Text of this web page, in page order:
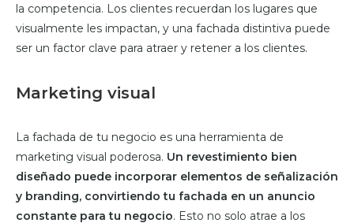
la competencia. Los clientes recuerdan los lugares que
visualmente les impactan, y una fachada distintiva puede
ser un factor clave para atraer y retener a los clientes.
Marketing visual
La fachada de tu negocio es una herramienta de
marketing visual poderosa. Un revestimiento bien
diseñado puede incorporar elementos de señalización
y branding, convirtiendo tu fachada en un anuncio
constante para tu negocio. Esto no solo atrae a los